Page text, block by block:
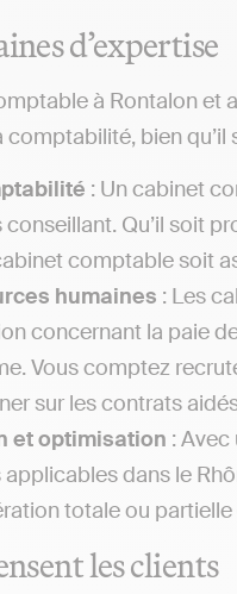
d’expertise
à Rontalon et
comptabilité, bien qu’il
: Un cabinet
conseillant. Qu’il soit
comptable soit
humaines : Les
concernant la paie
Vous comptez
sur les contrats
et optimisation :
dans le
totale ou
les clients